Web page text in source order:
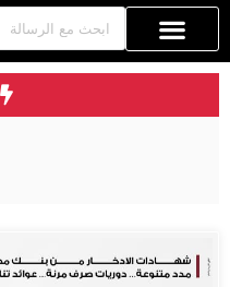
تعليق إيراني جديد على